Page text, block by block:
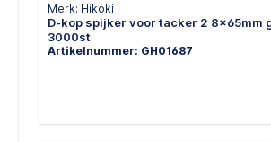
Merk: Hikoki
D-kop spijker voor tacker 2 8x65mm
3000st
Artikelnummer: GH01687